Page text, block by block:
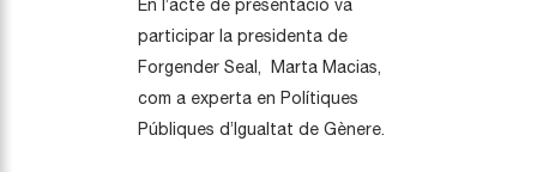
En l’acte de presentació va
participar la presidenta de
Forgender Seal, Marta Macias,
com a experta en Polítiques
Públiques d’Igualtat de Gènere.